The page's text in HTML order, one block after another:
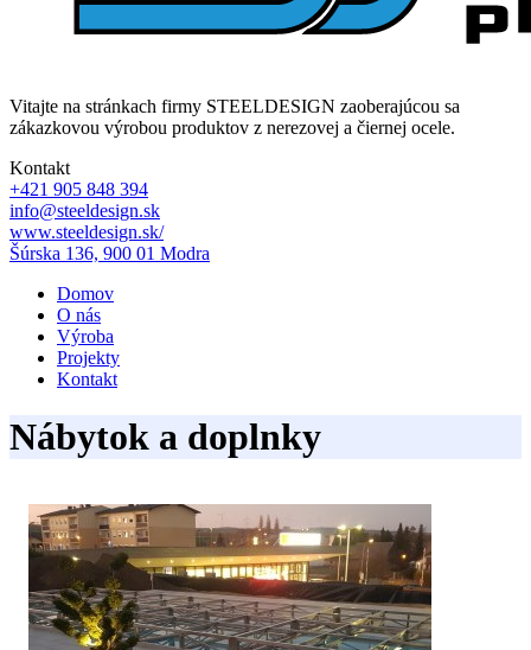
Vitajte na stránkach firmy STEELDESIGN zaoberajúcou sa
zákazkovou výrobou produktov z nerezovej a čiernej ocele.
Kontakt
+421 905 848 394
info@steeldesign.sk
www.steeldesign.sk/
Šúrska 136, 900 01 Modra
Domov
O nás
Výroba
Projekty
Kontakt
Nábytok a doplnky